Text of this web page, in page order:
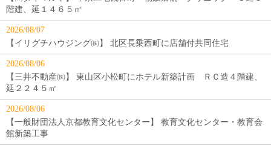
階建、延１４６５㎡
2026/08/07
【イリグチハウジング㈱】 北区長乗西町に店舗付共同住宅
2026/08/06
【三井不動産㈱】 東山区小松町にホテル新築計画 ＲＣ造４階建、
延２２４５㎡
2026/08/06
【一般財団法人京都教育文化センター】 教育文化センター・教育会
館新築工事